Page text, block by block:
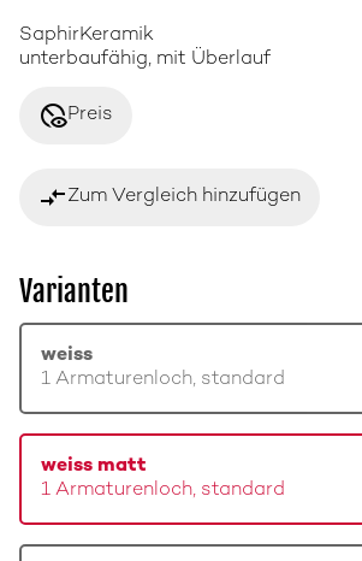
SaphirKeramik
unterbaufähig, mit Überlauf
disabled_visiblePreis
compare_arrowsZum Vergleich hinzufügen
Varianten
weiss
1 Armaturenloch, standard
weiss matt
1 Armaturenloch, standard